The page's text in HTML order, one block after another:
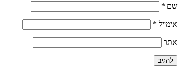
שם *
אימייל *
אתר